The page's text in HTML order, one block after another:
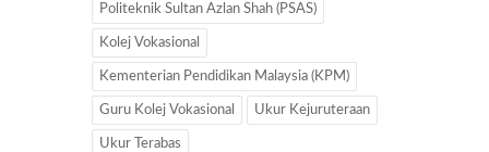
Politeknik Sultan Azlan Shah (PSAS)
Kolej Vokasional
Kementerian Pendidikan Malaysia (KPM)
Guru Kolej Vokasional Ukur Kejuruteraan
Ukur Terabas